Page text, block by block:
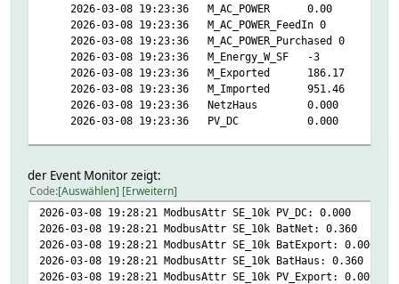
2026-03-08 19:20:07 notify_processing_time 0.0003
2026-03-08 19:19:56 state connected
Attributes:
DbLogType Current/History
asyncMode 1
room LOG
showNotifyTime 1
verbose 2
2026-03-08 19:23:36 M_AC_POWER 0.00
2026-03-08 19:23:36 M_AC_POWER_FeedIn 0
2026-03-08 19:23:36 M_AC_POWER_Purchased 0
2026-03-08 19:23:36 M_Energy_W_SF -3
2026-03-08 19:23:36 M_Exported 186.17
2026-03-08 19:23:36 M_Imported 951.46
2026-03-08 19:23:36 NetzHaus 0.000
2026-03-08 19:23:36 PV_DC 0.000
2026-03-08 19:23:36 pvOut 0.000
2026-03-08 18:54:24 state opened
der Event Monitor zeigt:
Code Auswählen Erweitern
2026-03-08 19:28:21 ModbusAttr SE_10k PV_DC: 0.000
2026-03-08 19:28:21 ModbusAttr SE_10k BatNet: 0.360
2026-03-08 19:28:21 ModbusAttr SE_10k BatExport: 0.000
2026-03-08 19:28:21 ModbusAttr SE_10k BatHaus: 0.360
2026-03-08 19:28:21 ModbusAttr SE_10k PV_Export: 0.000